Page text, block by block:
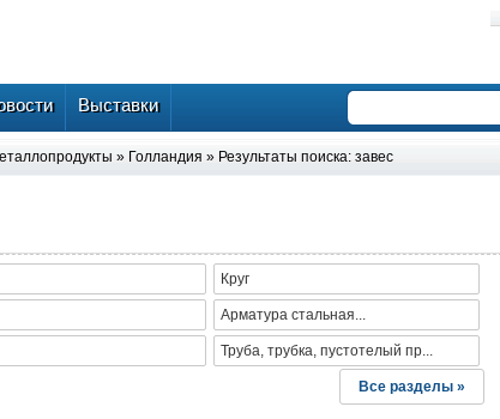
Выставки
» Голландия » Результаты поиска: завес
Круг
Арматура стальная...
Труба, трубка, пустотелый пр...
Все разделы »